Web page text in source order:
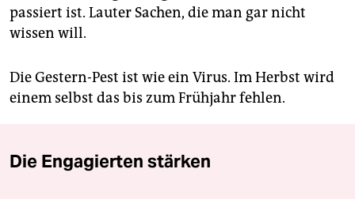
passiert ist. Lauter Sachen, die man gar nicht
wissen will.
Die Gestern-Pest ist wie ein Virus. Im Herbst wird
einem selbst das bis zum Frühjahr fehlen.
Die Engagierten stärken